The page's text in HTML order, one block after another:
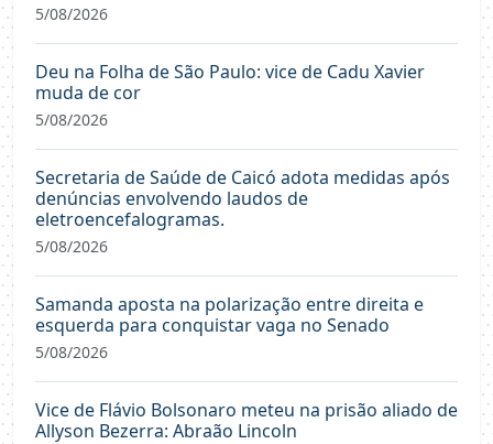
5/08/2026
Deu na Folha de São Paulo: vice de Cadu Xavier
muda de cor
5/08/2026
Secretaria de Saúde de Caicó adota medidas após
denúncias envolvendo laudos de
eletroencefalogramas.
5/08/2026
Samanda aposta na polarização entre direita e
esquerda para conquistar vaga no Senado
5/08/2026
Vice de Flávio Bolsonaro meteu na prisão aliado de
Allyson Bezerra: Abraão Lincoln